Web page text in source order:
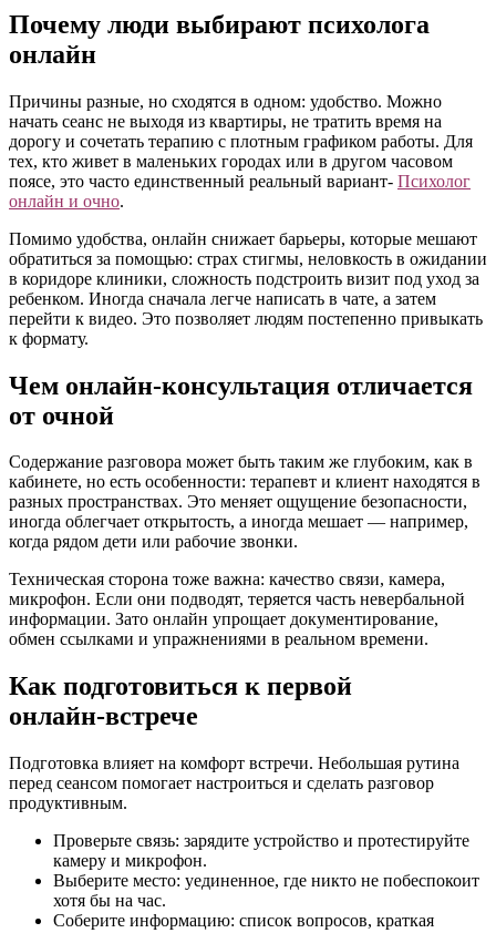
Почему люди выбирают психолога
онлайн
Причины разные, но сходятся в одном: удобство. Можно
начать сеанс не выходя из квартиры, не тратить время на
дорогу и сочетать терапию с плотным графиком работы. Для
тех, кто живет в маленьких городах или в другом часовом
поясе, это часто единственный реальный вариант- Психолог
онлайн и очно.
Помимо удобства, онлайн снижает барьеры, которые мешают
обратиться за помощью: страх стигмы, неловкость в ожидании
в коридоре клиники, сложность подстроить визит под уход за
ребенком. Иногда сначала легче написать в чате, а затем
перейти к видео. Это позволяет людям постепенно привыкать
к формату.
Чем онлайн‑консультация отличается
от очной
Содержание разговора может быть таким же глубоким, как в
кабинете, но есть особенности: терапевт и клиент находятся в
разных пространствах. Это меняет ощущение безопасности,
иногда облегчает открытость, а иногда мешает — например,
когда рядом дети или рабочие звонки.
Техническая сторона тоже важна: качество связи, камера,
микрофон. Если они подводят, теряется часть невербальной
информации. Зато онлайн упрощает документирование,
обмен ссылками и упражнениями в реальном времени.
Как подготовиться к первой
онлайн‑встрече
Подготовка влияет на комфорт встречи. Небольшая рутина
перед сеансом помогает настроиться и сделать разговор
продуктивным.
Проверьте связь: зарядите устройство и протестируйте
камеру и микрофон.
Выберите место: уединенное, где никто не побеспокоит
хотя бы на час.
Соберите информацию: список вопросов, краткая